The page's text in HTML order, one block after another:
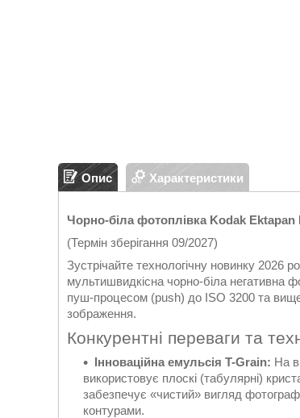
Опис Характеристики
Чорно-біла фотоплівка Kodak Ektapan
(Термін зберігання 09/2027)
Зустрічайте технологічну новинку 2026
мультишвидкісна чорно-біла негативна
пуш-процесом (push) до ISO 3200 та
зображення.
Конкурентні переваги та
Інноваційна емульсія T-Grain: На
використовує плоскі (табулярні)
забезпечує «чистий» вигляд
контурами.